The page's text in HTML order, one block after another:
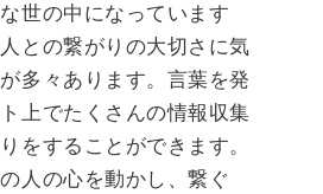
世の中になっています
との繋がりの大切さに気
多々あります。言葉を発
上でたくさんの情報収集
をすることができます。
人の心を動かし、繋ぐ